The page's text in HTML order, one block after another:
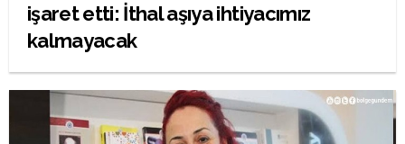
işaret etti: İthal aşıya ihtiyacımız
kalmayacak